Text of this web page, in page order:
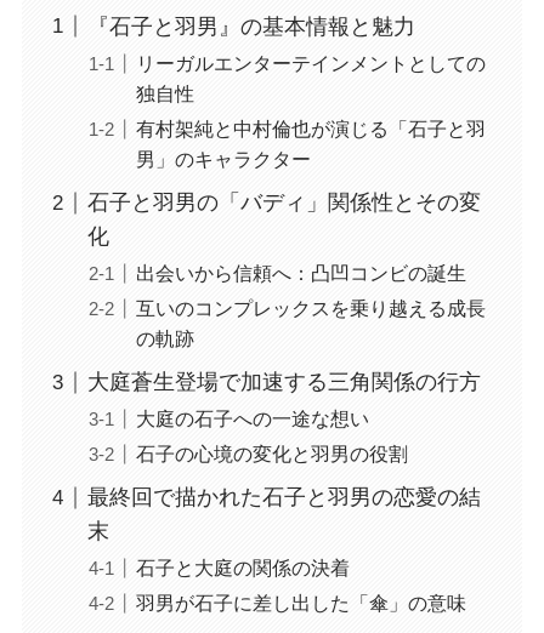
『石子と羽男』の基本情報と魅力
リーガルエンターテインメントとしての
独自性
有村架純と中村倫也が演じる「石子と羽
男」のキャラクター
石子と羽男の「バディ」関係性とその変
化
出会いから信頼へ：凸凹コンビの誕生
互いのコンプレックスを乗り越える成長
の軌跡
大庭蒼生登場で加速する三角関係の行方
大庭の石子への一途な想い
石子の心境の変化と羽男の役割
最終回で描かれた石子と羽男の恋愛の結
末
石子と大庭の関係の決着
羽男が石子に差し出した「傘」の意味